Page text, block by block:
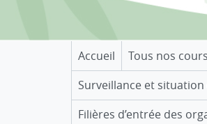
Accueil Tous nos
Surveillance et
Filières d’entrée des